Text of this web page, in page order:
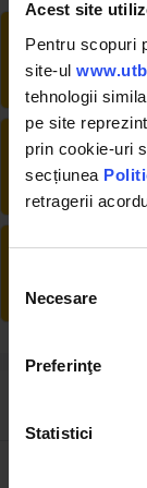
Acest site
Pentru scopuri
site-ul
tehnologii
pe site
prin cookie-uri
secțiunea
retragerii
consimțământului
Necesare
Preferinţe
Statistici
Ai
La